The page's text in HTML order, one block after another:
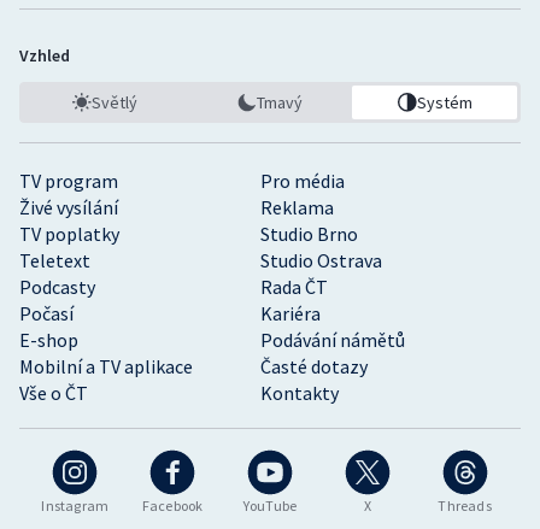
Instagram Facebook YouTube X Threads
TV program
Pro média
Živé vysílání
Reklama
TV poplatky
Studio Brno
Teletext
Studio Ostrava
Podcasty
Rada ČT
Počasí
Kariéra
E-shop
Podávání námětů
Mobilní a TV aplikace
Časté dotazy
Vše o ČT
Kontakty
Vzhled
Světlý Tmavý Systém